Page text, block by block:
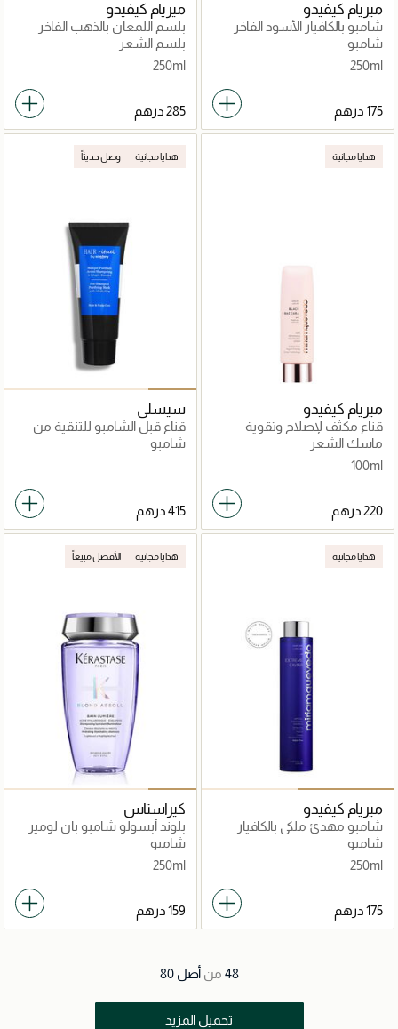
ميريام كيفيدو
شامبو بالكافيار الأسود الفاخر
للشعر الأشقر والفضي
شامبو
250ml
ميريام كيفيدو
بلسم اللمعان بالذهب الفاخر
بلسم الشعر
250ml
هدايا مجانية
ميريام كيفيدو
قناع مكثف لإصلاح وتقوية
الشعر لزيادة كثافته بالعنب البري
ماسك الشعر
100ml
هدايا مجانية وصل حديثاً
سيسلي
قناع قبل الشامبو للتنقية من
السموم بالطين الأبيض
شامبو
هدايا مجانية
ميريام كيفيدو
شامبو مهدئ ملكي بالكافيار
الأسود الفاخر
شامبو
250ml
هدايا مجانية الأفضل مبيعاً
كيراستاس
بلوند أبسولو شامبو بان لومير
250مل
شامبو
250ml
48 من أصل 80
تحميل المزيد